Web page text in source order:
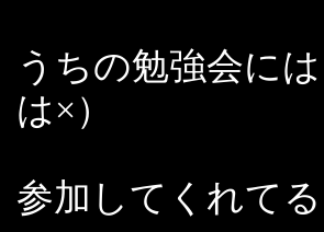
うちの勉強会に
は×）
参加してくれて